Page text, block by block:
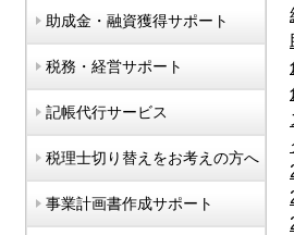
助成金・融資獲得サポート
税務・経営サポート
記帳代行サービス
税理士切り替えをお考えの方へ
事業計画書作成サポート